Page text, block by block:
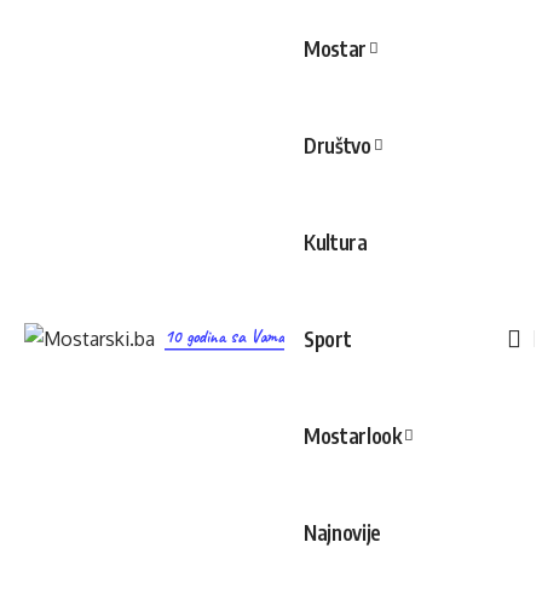
10 godina sa Vama
Mostar
Društvo
Kultura
Sport
Mostarlook
Najnovije